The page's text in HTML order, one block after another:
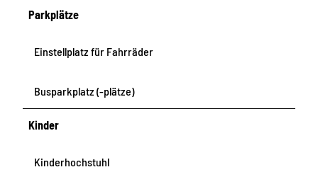
Parkplätze
Einstellplatz für Fahrräder
Busparkplatz (-plätze)
Kinder
Kinderhochstuhl